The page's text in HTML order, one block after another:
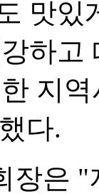
맛
하
지
다.
장은